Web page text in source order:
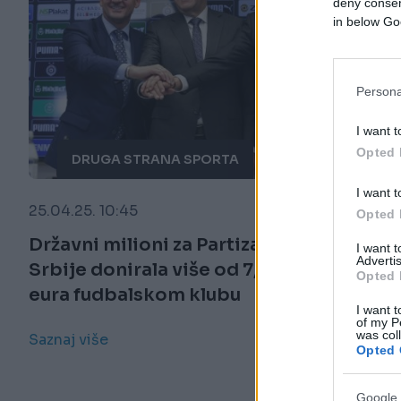
in below
I want
Opted
I want
Opted
I want
Opted
I want
of my
was
Opted
Google
DRUGA STRANA SPORTA
25.04.25. 10:45
Državni milioni za Partizan: Vlada
Srbije donirala više od 7,7 miliona
eura fudbalskom klubu
Saznaj više